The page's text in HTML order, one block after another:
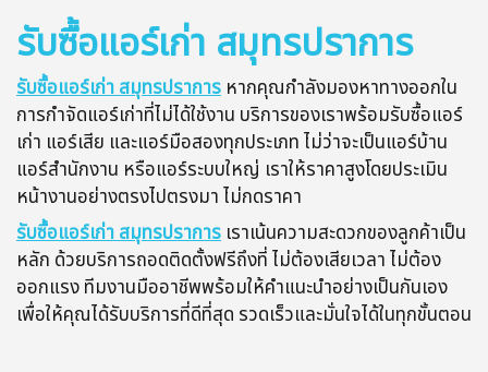
รับซื้อแอร์เก่า สมุทรปราการ
รับซื้อแอร์เก่า สมุทรปราการ หากคุณกำลังมองหาทางออกใน
การกำจัดแอร์เก่าที่ไม่ได้ใช้งาน บริการของเราพร้อมรับซื้อแอร์
เก่า แอร์เสีย และแอร์มือสองทุกประเภท ไม่ว่าจะเป็นแอร์บ้าน
แอร์สำนักงาน หรือแอร์ระบบใหญ่ เราให้ราคาสูงโดยประเมิน
หน้างานอย่างตรงไปตรงมา ไม่กดราคา
รับซื้อแอร์เก่า สมุทรปราการ เราเน้นความสะดวกของลูกค้าเป็น
หลัก ด้วยบริการถอดติดตั้งฟรีถึงที่ ไม่ต้องเสียเวลา ไม่ต้อง
ออกแรง ทีมงานมืออาชีพพร้อมให้คำแนะนำอย่างเป็นกันเอง
เพื่อให้คุณได้รับบริการที่ดีที่สุด รวดเร็วและมั่นใจได้ในทุกขั้นตอน